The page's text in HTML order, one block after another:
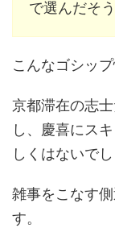
で選んだそ
こんなゴシッ
京都滞在の志
し、慶喜にス
しくはないでし
雑事をこなす
す。